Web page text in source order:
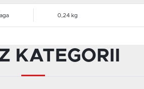
0,24 kg
KATEGORII